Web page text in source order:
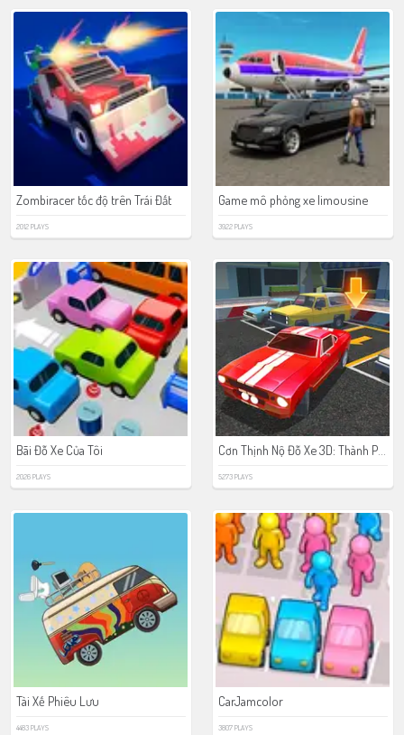
Zombiracer tốc độ trên Trái Đất
2012 PLAYS
Game mô phỏng xe limousine
3922 PLAYS
Bãi Đỗ Xe Của Tôi
2026 PLAYS
Cơn Thịnh Nộ Đỗ Xe 3D: Thành Phố Đêm
5273 PLAYS
Tài Xế Phiêu Lưu
4483 PLAYS
CarJamcolor
3807 PLAYS